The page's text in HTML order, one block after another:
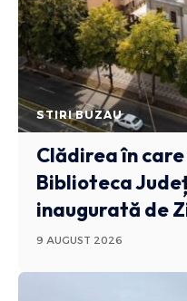
STIRI BUZAU
Clădirea în
Biblioteca
inaugurată de
9 AUGUST 2026